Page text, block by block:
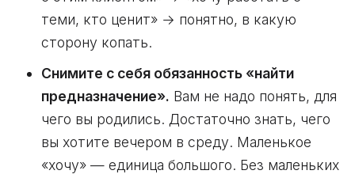
теми, кто ценит» → понятно, в какую
сторону копать.
Снимите с себя обязанность «найти
предназначение». Вам не надо понять, для
чего вы родились. Достаточно знать, чего
вы хотите вечером в среду. Маленькое
«хочу» — единица большого. Без маленьких